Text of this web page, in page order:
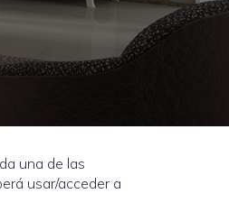
una de las
usar/acceder a